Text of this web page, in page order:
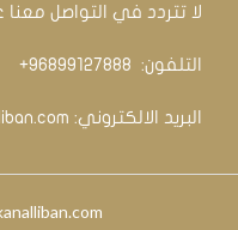
لا تتردد في التواصل معنا
التلفون: ‏ 96899127888+
البريد الالكتروني: